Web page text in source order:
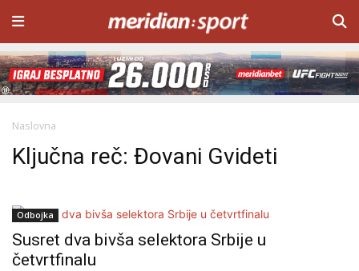
Naslovna
Ključna reč: Đovani Gvideti
Odbojka
Susret dva bivša selektora Srbije u
četvrtfinalu